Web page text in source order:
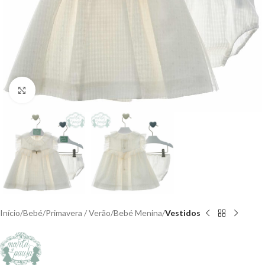
Clique para aumentar
Início Bebé Primavera / Verão Bebé Menina Vestidos